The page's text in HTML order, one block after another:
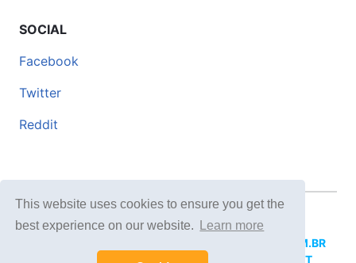
This website uses cookies to ensure you get the
best experience on our website.
Learn more
SOCIAL
Facebook
Twitter
Reddit
© 2026 DOCERO.TIPS
DOCERI.COM.BR
DOCERO.PL DOCERO.NET